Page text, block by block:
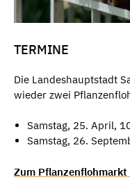
TERMINE
Die Landeshauptstadt
wieder zwei
Samstag, 25. April,
Samstag, 26.
Zum